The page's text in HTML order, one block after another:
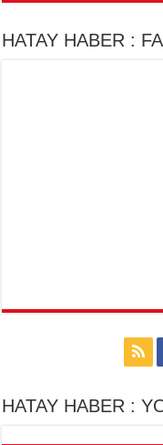
HATAY HABER :
HATAY HABER :